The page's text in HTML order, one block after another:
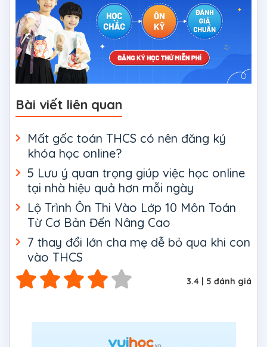
Bài viết liên quan
Mất gốc toán THCS có nên đăng ký
khóa học online?
5 Lưu ý quan trọng giúp việc học online
tại nhà hiệu quả hơn mỗi ngày
Lộ Trình Ôn Thi Vào Lớp 10 Môn Toán
Từ Cơ Bản Đến Nâng Cao
7 thay đổi lớn cha mẹ dễ bỏ qua khi con
vào THCS
3.4 | 5 đánh giá